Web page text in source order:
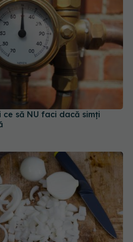
să NU faci dacă simți